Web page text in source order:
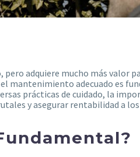
adquiere mucho más valor
mantenimiento adecuado es
prácticas de cuidado, la
y asegurar rentabilidad a